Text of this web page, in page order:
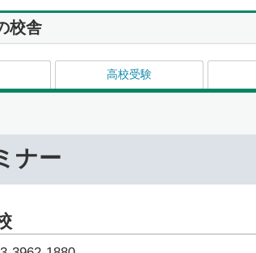
校舎
高校受験
ナー